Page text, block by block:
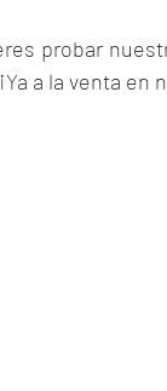
probar
a la venta en